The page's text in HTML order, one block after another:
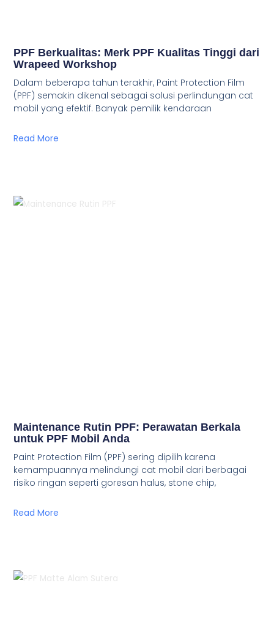
PPF Berkualitas: Merk PPF Kualitas Tinggi dari
Wrapeed Workshop
Dalam beberapa tahun terakhir, Paint Protection Film
(PPF) semakin dikenal sebagai solusi perlindungan cat
mobil yang efektif. Banyak pemilik kendaraan
Read More
Maintenance Rutin PPF: Perawatan Berkala
untuk PPF Mobil Anda
Paint Protection Film (PPF) sering dipilih karena
kemampuannya melindungi cat mobil dari berbagai
risiko ringan seperti goresan halus, stone chip,
Read More